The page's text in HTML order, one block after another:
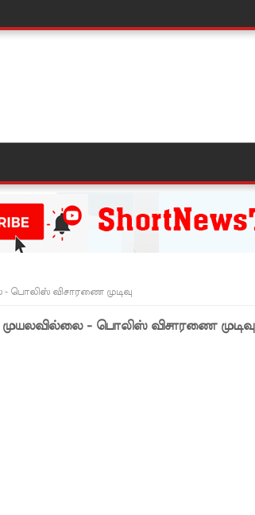
29ஆம் தேதி காணொளி மூலம் சாட்சியமளிக்க
பொலிஸ் விசாரணை முடிவு
- பொலிஸ் விசாரணை முடிவு